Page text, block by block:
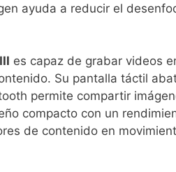
ayuda a reducir el
es ⁤capaz de grabar ​videos
Su‍ pantalla táctil
permite compartir
compacto ⁣con un
de contenido en